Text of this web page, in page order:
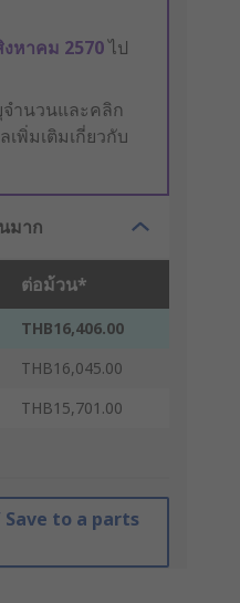
งหาคม 2570ไป
จำนวนและคลิก
เพิ่มเติมเกี่ยวกับ
มาก
ต่อม้วน*
THB16,406.00
THB16,045.00
THB15,701.00
Save to a parts